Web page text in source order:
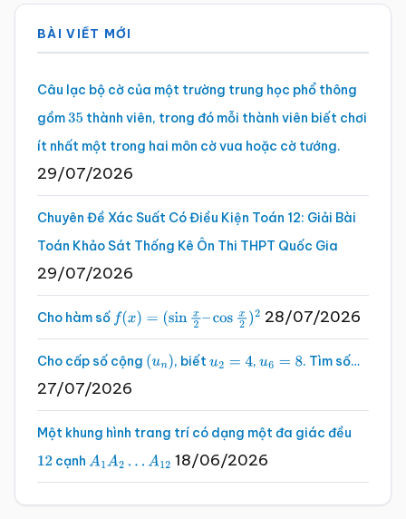
Sidebar
chính
BÀI VIẾT MỚI
Câu lạc bộ cờ của một trường trung học phổ thông
gồm35 thành viên, trong đó mỗi thành viên biết chơi
ít nhất một trong hai môn cờ vua hoặc cờ tướng.
29/07/2026
Chuyên Đề Xác Suất Có Điều Kiện Toán 12: Giải Bài
Toán Khảo Sát Thống Kê Ôn Thi THPT Quốc Gia
29/07/2026
Cho hàm số f(x)=(sinx2 –cosx2 )2 28/07/2026
Cho cấp số cộng (un), biếtu2 =4 , u6 =8 . Tìm số…
27/07/2026
Một khung hình trang trí có dạng một đa giác đều
12 cạnh A1A2…A 12 18/06/2026